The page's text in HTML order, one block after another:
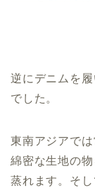
逆にデニムを
でした。
東南アジアで
綿密な生地の
蒸れます。そ